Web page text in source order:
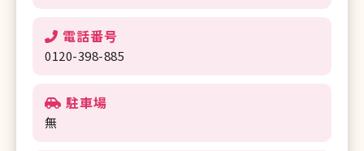
電話番号
0120-398-885
駐車場
無